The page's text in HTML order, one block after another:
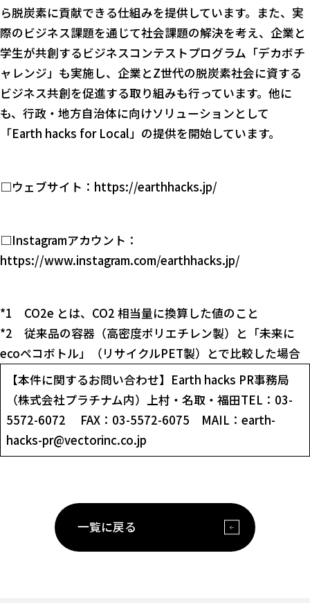
ら脱炭素に貢献できる仕組みを提供しています。また、実
際のビジネス課題を通じて社会課題の解決を考え、企業と
学生が共創するビジネスコンテストプログラム「デカボチ
ャレンジ」も実施し、企業とZ世代の脱炭素社会に資する
ビジネス共創を促進する取り組みも行っています。他に
も、行政・地方自治体に向けソリューションとして
「Earth hacks for Local」の提供を開始しています。
□ウェブサイト： https://earthhacks.jp/
□Instagramアカウント：
https://www.instagram.com/earthhacks.jp/
*1 CO2e とは、CO2 相当量に換算した値のこと
*2 従来品の容器（高密度ポリエチレン製）と「未来に
ecoペコボトル」（リサイクルPET製）とで比較した場合
【本件に関するお問い合わせ】Earth hacks PR事務局
（株式会社プラチナム内）上村・名取・福田TEL：03-
5572-6072 FAX：03-5572-6075 MAIL：earth-
hacks-pr@vectorinc.co.jp
一覧に戻る